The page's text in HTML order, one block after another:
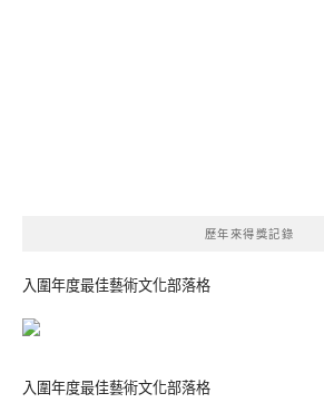
歷年來得獎記錄
入圍年度最佳藝術文化部落格
入圍年度最佳藝術文化部落格